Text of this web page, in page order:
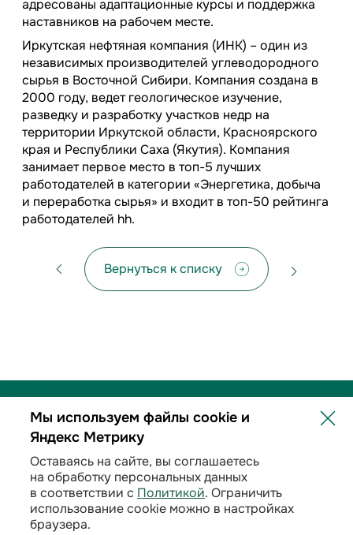
адресованы адаптационные курсы и поддержка
наставников на рабочем месте.
Иркутская нефтяная компания (ИНК) – один из
независимых производителей углеводородного
сырья в Восточной Сибири. Компания создана в
2000 году, ведет геологическое изучение,
разведку и разработку участков недр на
территории Иркутской области, Красноярского
края и Республики Саха (Якутия). Компания
занимает первое место в топ-5 лучших
работодателей в категории «Энергетика, добыча
и переработка сырья» и входит в топ-50 рейтинга
работодателей hh.
Вернуться к списку
Политика обработки персональных данных
Договорные условия
Раскрытие информации
Мы используем файлы cookie и
Яндекс Метрику
Оставаясь на сайте, вы соглашаетесь
на обработку персональных данных
в соответствии с Политикой. Ограничить
использование cookie можно в настройках
браузера.